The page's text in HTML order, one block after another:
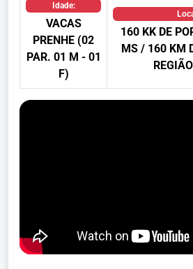
Idade:
VACAS
PRENHE (02
PAR. 01 M - 01
F)
160 KK DE
MS / 160 KM